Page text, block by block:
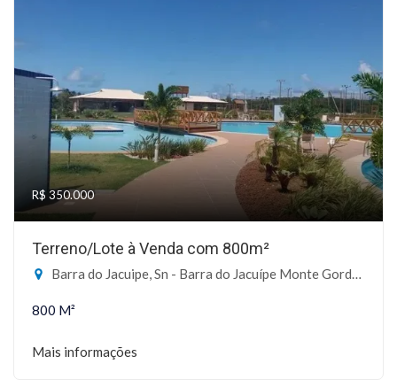
R$ 350.000
Terreno/Lote à Venda com 800m²
Barra do Jacuipe, Sn - Barra do Jacuípe Monte Gordo, Camaçari-BA
800 M²
Mais informações